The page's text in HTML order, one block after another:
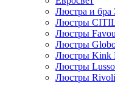
Люстра и
Люстры
Люстры
Люстры
Люстры Kink
Люстры
Люстры